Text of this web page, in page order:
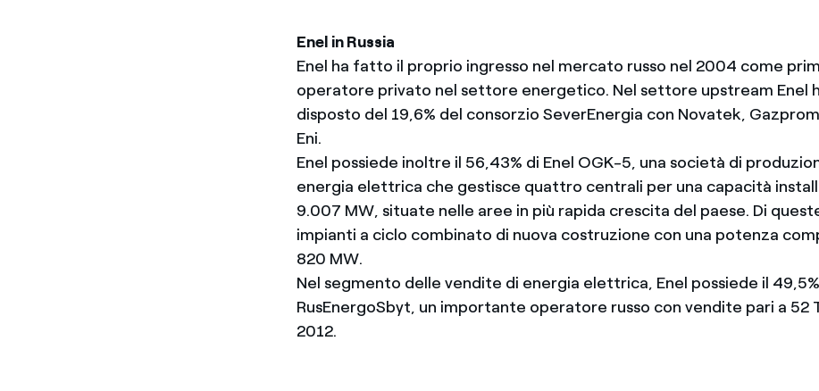
Enel in Russia
Enel ha fatto il proprio ingresso nel mercato russo nel 2004 come
operatore privato nel settore energetico. Nel settore upstream Enel
disposto del 19,6% del consorzio SeverEnergia con Novatek,
Eni.
Enel possiede inoltre il 56,43% di Enel OGK-5, una società di
energia elettrica che gestisce quattro centrali per una capacità
9.007 MW, situate nelle aree in più rapida crescita del paese. Di
impianti a ciclo combinato di nuova costruzione con una potenza
820 MW.
Nel segmento delle vendite di energia elettrica, Enel possiede il
RusEnergoSbyt, un importante operatore russo con vendite pari a 52
2012.